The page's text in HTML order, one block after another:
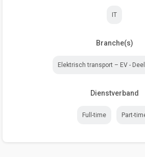
IT
Branche(s)
Elektrisch transport – EV -
Dienstverband
Full-time Part-